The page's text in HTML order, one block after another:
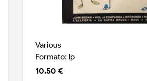
Various
Formato: lp
10.50 €